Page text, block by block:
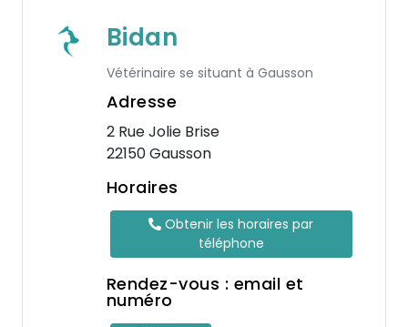
Bidan
Vétérinaire se situant à Gausson
Adresse
2 Rue Jolie Brise
22150 Gausson
Horaires
Obtenir les horaires par
téléphone
Rendez-vous : email et
numéro